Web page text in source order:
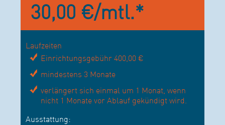
30,00 €/mtl.*
Laufzeiten
Einrichtungsgebühr 400,00 €
mindestens 3 Monate
verlängert sich einmal um 1 Monat, wenn
nicht 1 Monate vor Ablauf gekündigt wird.
Ausstattung: